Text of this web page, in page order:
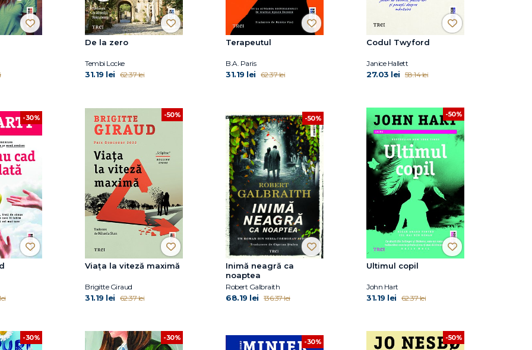
De la zero
Tembi Locke
31.19 lei 62.37 lei
Terapeutul
B.A. Paris
31.19 lei 62.37 lei
Codul Twyford
Janice Hallett
27.03 lei 58.14 lei
-30% -50%
Viața la viteză maximă
Brigitte Giraud
31.19 lei 62.37 lei
-50%
Inimă neagră ca
noaptea
Robert Galbraith
68.19 lei 136.37 lei
-50%
Ultimul copil
John Hart
31.19 lei 62.37 lei
-30% -30%
-30%
-50%